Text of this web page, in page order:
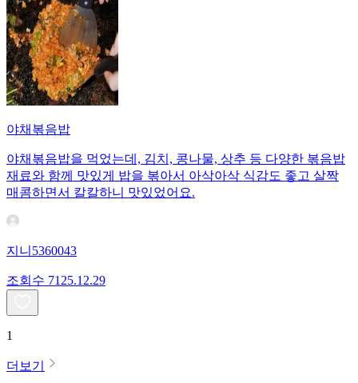
야채볶음밥
야채볶음밥을 먹었는데, 김치, 콩나물, 상추 등 다양한 볶음밥
재료와 함께 맛있게 밥을 볶아서 아삭아삭 식감도 좋고 살짝
매콤하면서 칼칼하니 맛있었어요.
지니5360043
조회수 71 25.12.29
1
더보기